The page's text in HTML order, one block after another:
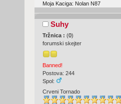
Moja Kaciga: Nolan N87
Suhy
Tržnica : (0)
forumski skejter
Banned!
Postova: 244
Spol:
Crveni Tornado